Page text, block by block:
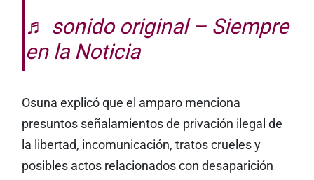
♬ sonido original – Siempre
en la Noticia
Osuna explicó que el amparo menciona
presuntos señalamientos de privación ilegal de
la libertad, incomunicación, tratos crueles y
posibles actos relacionados con desaparición